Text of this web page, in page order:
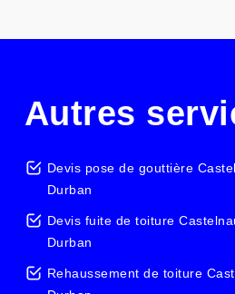
Autres
Devis pose de gouttière
Durban
Devis fuite de toiture
Durban
Rehaussement de toiture